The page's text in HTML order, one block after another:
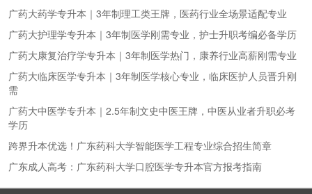
广药大药学专升本｜3年制理工类王牌，医药行业全场景适配专业
广药大护理学专升本｜3年制医学刚需专业，护士升职考编必备学历
广药大康复治疗学专升本｜3年制医学热门，康养行业高薪刚需专业
广药大临床医学专升本｜3年制医学核心专业，临床医护人员晋升刚
需
广药大中医学专升本｜2.5年制文史中医王牌，中医从业者升职必考
学历
跨界升本优选！广东药科大学智能医学工程专业综合招生简章
广东成人高考：广东药科大学口腔医学专升本官方报考指南